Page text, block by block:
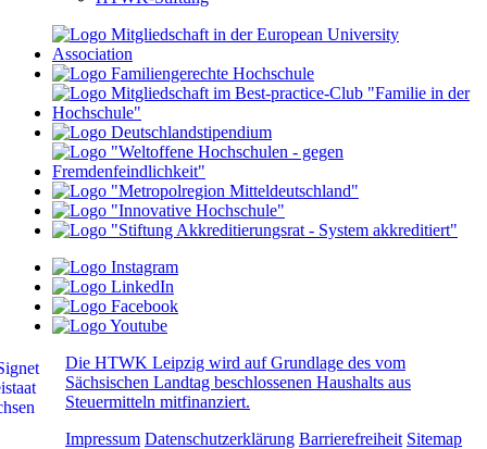
Die HTWK Leipzig wird auf Grundlage des vom
Sächsischen Landtag beschlossenen Haushalts aus
Steuermitteln mitfinanziert.
Impressum Datenschutzerklärung Barrierefreiheit Sitemap